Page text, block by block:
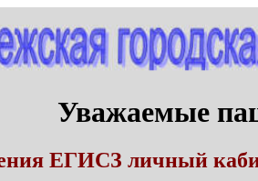
Уважаемые
ЕГИСЗ личный